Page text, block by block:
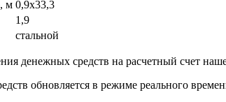
м 0,9х33,3
1,9
стальной
денежных средств на расчетный счет
обновляется в режиме реального